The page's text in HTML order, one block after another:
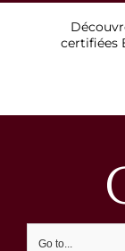
certifiées
Go to...